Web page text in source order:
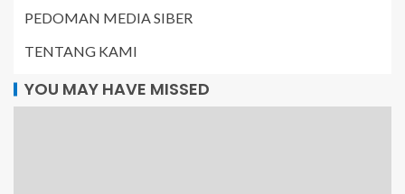
PEDOMAN MEDIA SIBER
TENTANG KAMI
YOU MAY HAVE MISSED